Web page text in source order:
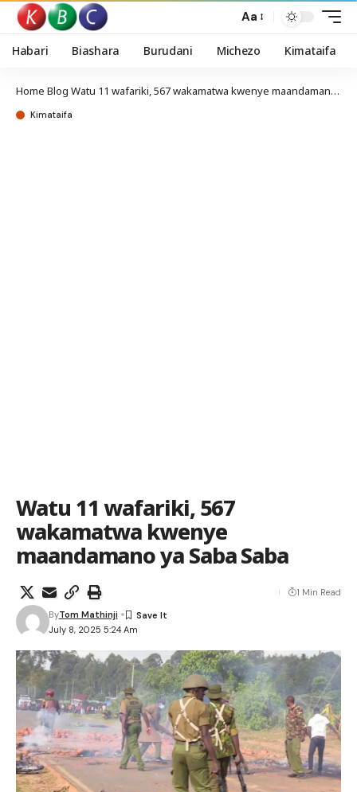
Aa
Habari Biashara Burudani Michezo Kimataifa
Home Blog Watu 11 wafariki, 567 wakamatwa kwenye maandamano ya Saba Saba
Kimataifa
Watu 11 wafariki, 567
wakamatwa kwenye
maandamano ya Saba Saba
July 8, 2025 5:24 Am
ByTom Mathinji
1 Min Read